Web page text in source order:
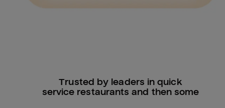
Trusted by leaders in quick
service restaurants and then some